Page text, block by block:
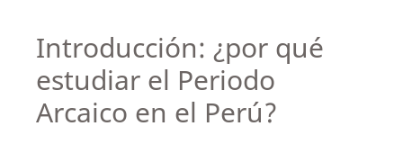
Introducción: ¿por qué
estudiar el Periodo
Arcaico en el Perú?